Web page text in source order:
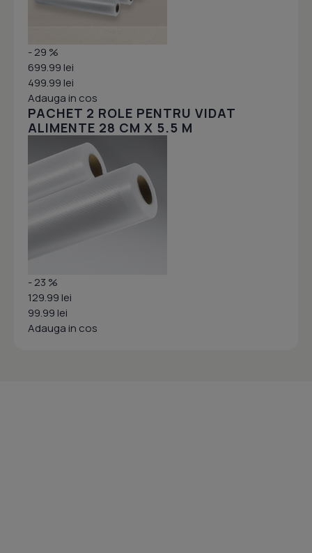
- 29 %
699.99 lei
499.99 lei
Adauga in cos
PACHET 2 ROLE PENTRU VIDAT
ALIMENTE 28 CM X 5.5 M
- 23 %
129.99 lei
99.99 lei
Adauga in cos